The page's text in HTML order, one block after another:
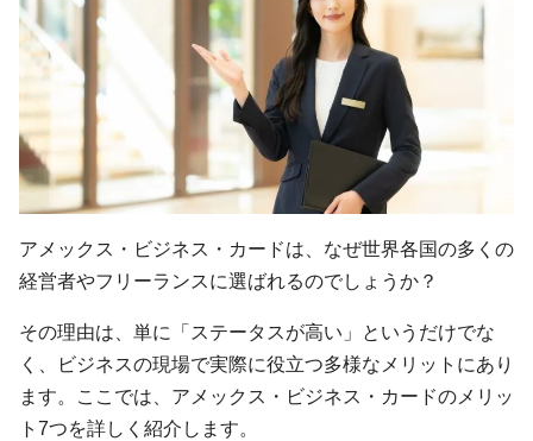
アメックス・ビジネス・カードは、なぜ世界各国の多くの
経営者やフリーランスに選ばれるのでしょうか？
その理由は、単に「ステータスが高い」というだけでな
く、ビジネスの現場で実際に役立つ多様なメリットにあり
ます。ここでは、アメックス・ビジネス・カードのメリッ
ト7つを詳しく紹介します。